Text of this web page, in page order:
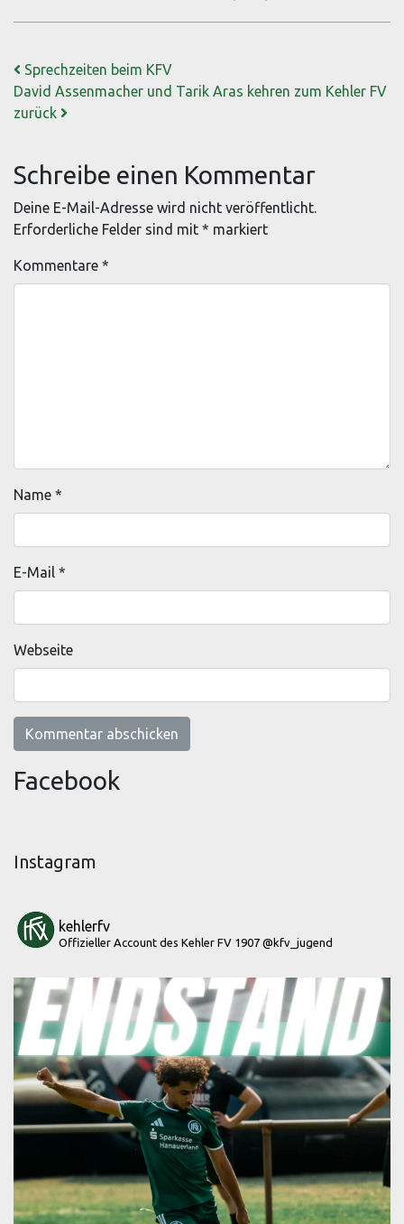
Beitrags-Navigation
Sprechzeiten beim KFV
David Assenmacher und Tarik Aras kehren zum Kehler FV
zurück
Schreibe einen Kommentar
Deine E-Mail-Adresse wird nicht veröffentlicht.
Erforderliche Felder sind mit * markiert
Kommentare *
Name *
E-Mail *
Webseite
Facebook
Instagram
kehlerfv
Offizieller Account des Kehler FV 1907 @kfv_jugend